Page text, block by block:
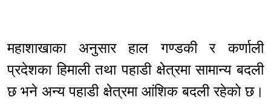
महाशाखाका अनुसार हाल गण्डकी र कर्णाली
प्रदेशका हिमाली तथा पहाडी क्षेत्रमा सामान्य बदली
छ भने अन्य पहाडी क्षेत्रमा आंशिक बदली रहेको छ।